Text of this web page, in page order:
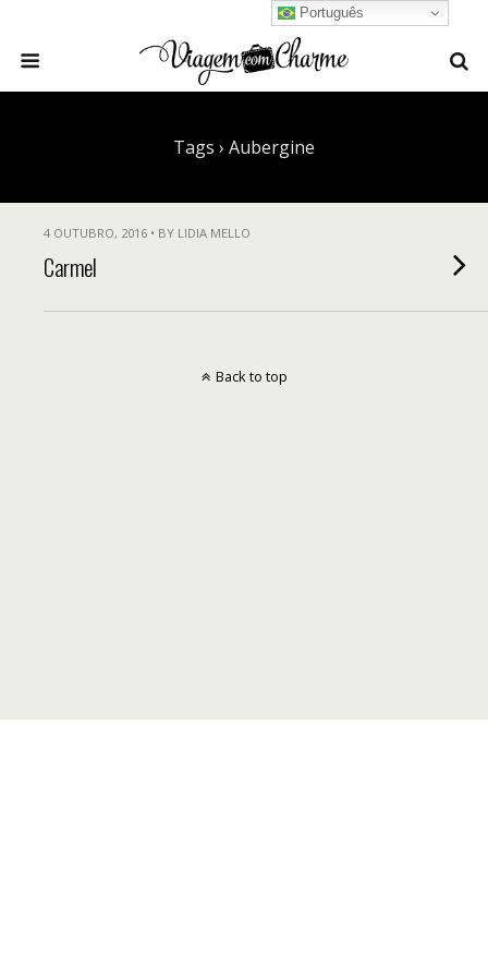
Tags › Aubergine
4 OUTUBRO, 2016 • BY LIDIA MELLO
Carmel
Português
Back to top